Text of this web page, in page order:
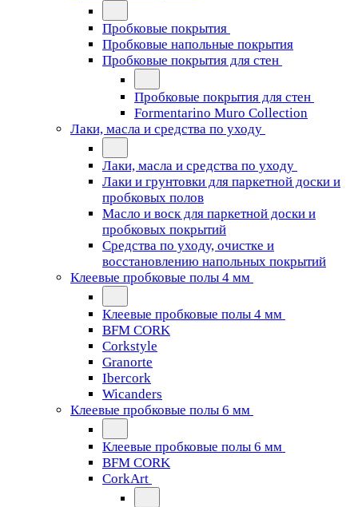
Пробковые покрытия
Пробковые напольные покрытия
Пробковые покрытия для стен
Пробковые покрытия для стен
Formentarino Muro Collection
Лаки, масла и средства по уходу
Лаки, масла и средства по уходу
Лаки и грунтовки для паркетной доски и
пробковых полов
Масло и воск для паркетной доски и
пробковых покрытий
Средства по уходу, очистке и
восстановлению напольных покрытий
Клеевые пробковые полы 4 мм
Клеевые пробковые полы 4 мм
BFM CORK
Corkstyle
Granorte
Ibercork
Wicanders
Клеевые пробковые полы 6 мм
Клеевые пробковые полы 6 мм
BFM CORK
CorkArt